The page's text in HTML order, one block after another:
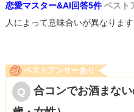
恋愛マスター&AI回答5件 ベスト
人によって意味合いが異なりま
ベストアンサーあり
合コンでお酒まな